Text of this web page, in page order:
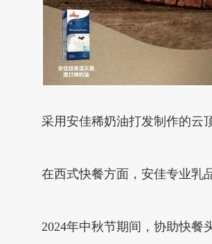
采用安佳稀奶油打发制作的云
在西式快餐方面，安佳专业乳
2024年中秋节期间，协助快